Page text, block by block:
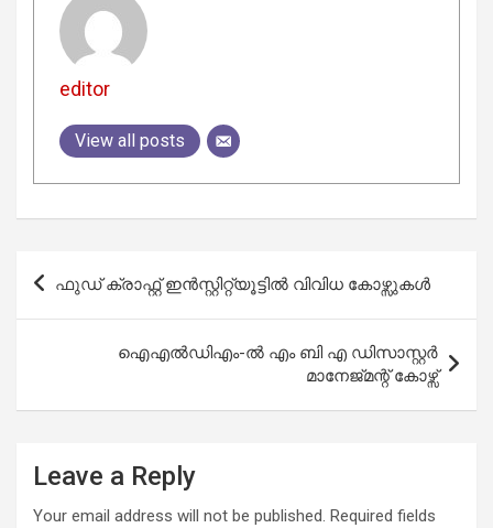
editor
View all posts
Post
navigation
ഫുഡ് ക്രാഫ്റ്റ് ഇൻസ്റ്റിറ്റ്യൂട്ടിൽ വിവിധ കോഴ്സുകൾ
ഐഎൽഡിഎം-ൽ എം ബി എ ഡിസാസ്റ്റർ
മാനേജ്മന്റ് കോഴ്സ്
Leave a Reply
Your email address will not be published. Required fields